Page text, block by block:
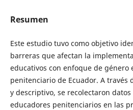
Resumen
Este estudio tuvo como objetivo
barreras que afectan la
educativos con enfoque de género
penitenciario de Ecuador. A través
y descriptivo, se recolectaron datos
educadores penitenciarios en las